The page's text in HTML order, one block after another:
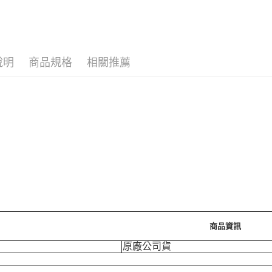
明 商品規格 相關推薦
商品資訊
原廠公司貨